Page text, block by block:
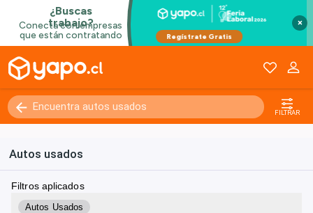
×
FILTRAR
Autos usados
Filtros aplicados
Autos Usados